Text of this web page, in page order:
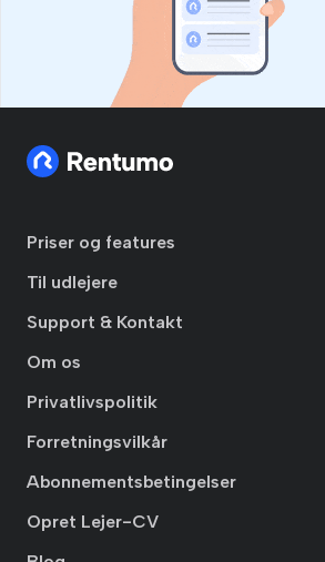
Priser og features
Til udlejere
Support & Kontakt
Om os
Privatlivspolitik
Forretningsvilkår
Abonnementsbetingelser
Opret Lejer-CV